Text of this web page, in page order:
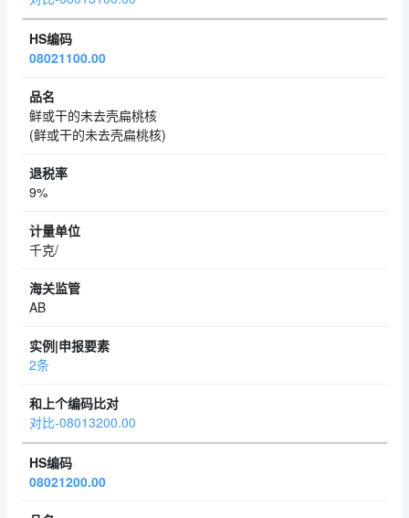
08021100.00
鲜或干的未去壳扁桃核
(鲜或干的未去壳扁桃核)
9%
千克/
AB
2条
对比-08013200.00
08021200.00